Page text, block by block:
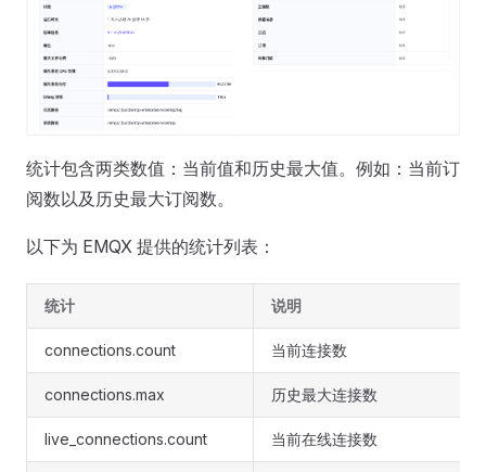
统计包含两类数值：当前值和历史最大值。例如：当前订
阅数以及历史最大订阅数。
以下为 EMQX 提供的统计列表：
统计 说明
connections.count 当前连接数
connections.max 历史最大连接数
live_connections.count 当前在线连接数